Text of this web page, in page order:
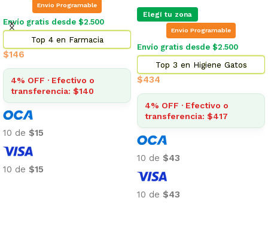
Envio Programable
Envío gratis desde $2.500
Top 4 en Farmacia
$146
4% OFF · Efectivo o
transferencia: $140
10 de $15
10 de $15
Elegí tu zona
Envio Programable
Envío gratis desde $2.500
Top 3 en Higiene Gatos
$434
4% OFF · Efectivo o
transferencia: $417
10 de $43
10 de $43